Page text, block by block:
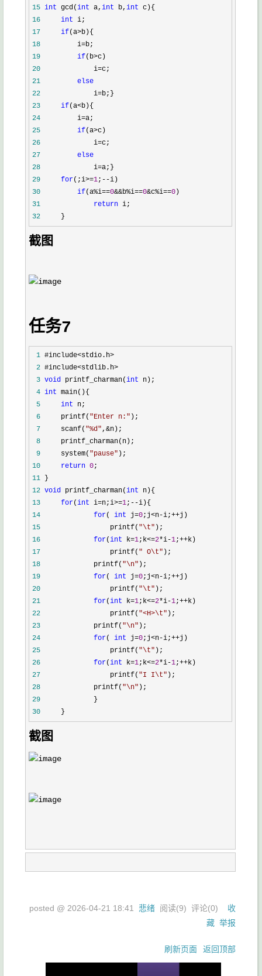
15 int gcd(int a, int b, int
16
int
17
if(a>
18
         i=
19
if(b>
20
             i=
21
else
22
             i=
23
if(a<
24
         i=
25
if(a>
26
             i=
27
else
28
             i=
29
for(;i>=1;--
30
if(a%i==0&&b%i==0&c%i==0
31
return
32
     }
截图
任务7
1
2
3 void printf_charman(int
4 int
5
int
6
     printf(
"Enter n: "
7
     scanf(
"%d",&
8
9
     system(
"pause"
10
return 0
11
12 void printf_charman(int
13
for(int i=n;i>=1;--
14
for( int j=0;j<n-i;++
15
                 printf(
"\t"
16
for(int k=1;k<=2*i-1;++
17
                 printf(
" O\t"
18
             printf(
"\n"
19
for( int j=0;j<n-i;++
20
                 printf(
"\t"
21
for(int k=1;k<=2*i-1;++
22
                 printf(
"<H>\t"
23
             printf(
"\n"
24
for( int j=0;j<n-i;++
25
                 printf(
"\t"
26
for(int k=1;k<=2*i-1;++
27
                 printf(
"I I\t"
28
             printf(
"\n"
29
30
     }
截图
posted @ 2026-04-21 18:41 悲绪 阅读(9) 评论(0) 收
藏 举报
刷新页面 返回顶部